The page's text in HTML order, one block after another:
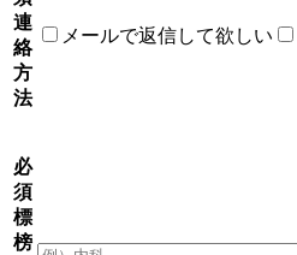
連
絡
方
法
メールで返信して欲しい
必
須
標
榜